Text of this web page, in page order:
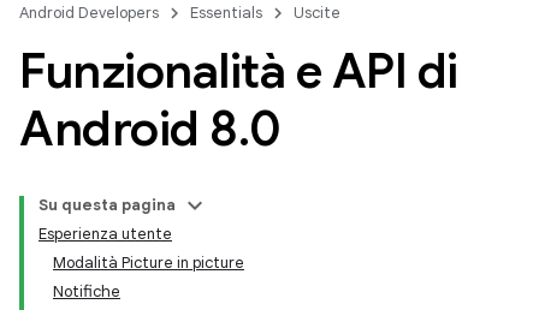
Android Developers Essentials Uscite
Funzionalità e API di
Android 8.0
Su questa pagina
Esperienza utente
Modalità Picture in picture
Notifiche